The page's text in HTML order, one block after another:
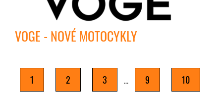
VOGE - NOVÉ MOTOCYKLY
1 2 3 ... 9 10